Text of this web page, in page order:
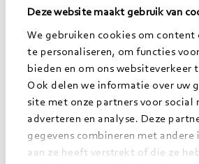
Deze website maakt gebruik van
We gebruiken cookies om content
te personaliseren, om functies
bieden en om ons websiteverkeer
Ook delen we informatie over uw
site met onze partners voor social
adverteren en analyse. Deze
gegevens combineren met
aan ze heeft verstrekt of die ze
Tapasya Vreeken
https://www.linkedin.com/in/